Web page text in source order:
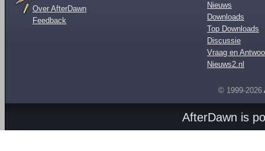
Over AfterDawn
Feedback
Nieuws
Downloads
Top Downloads
Discussie
Vraag en
Nieuws2.nl
© 1999-2026
AfterDawn is